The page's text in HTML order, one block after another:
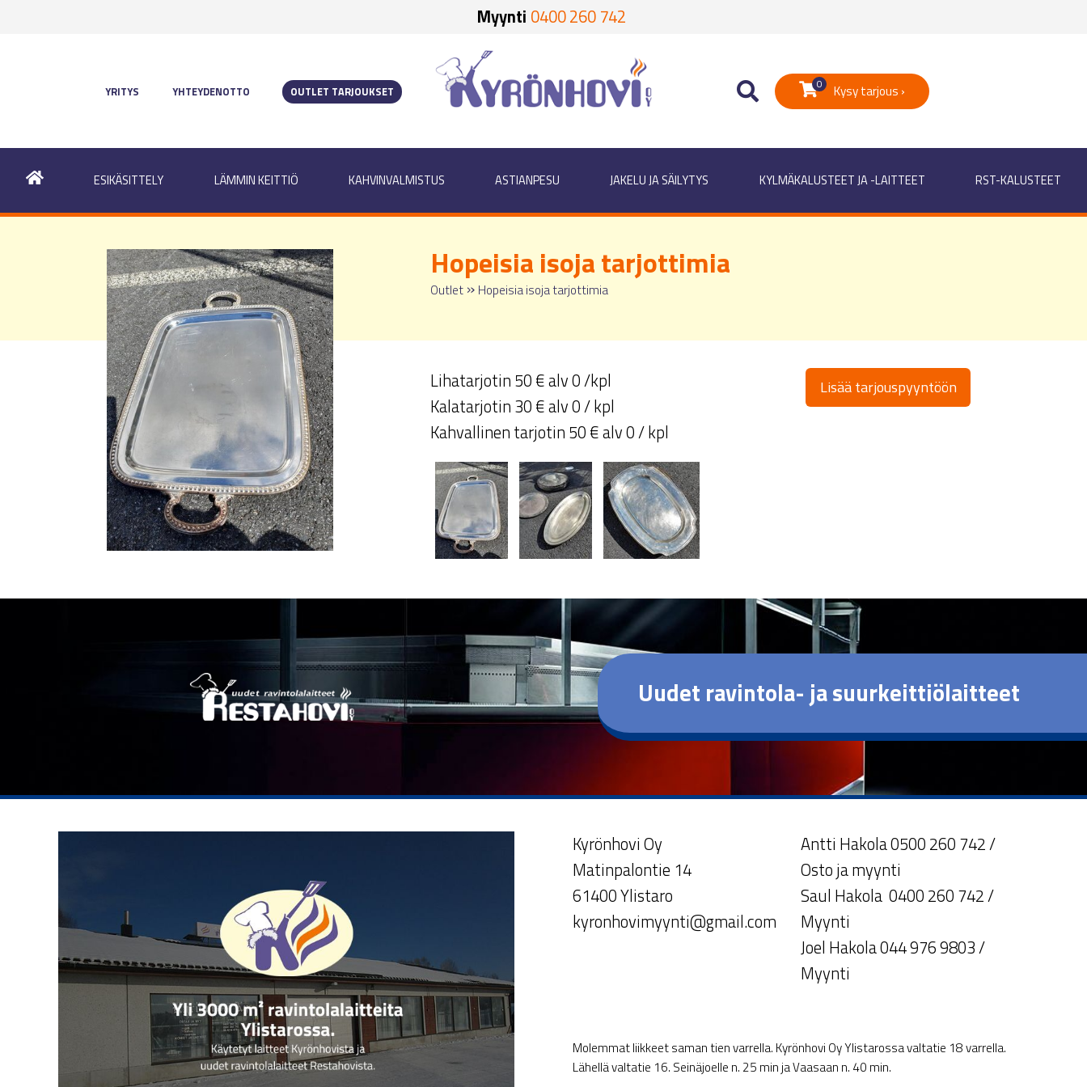
Myynti 0400 260 742
YRITYS YHTEYDENOTTO OUTLET TARJOUKSET
0 Kysy tarjous ›
ESIKÄSITTELY LÄMMIN KEITTIÖ KAHVINVALMISTUS ASTIANPESU JAKELU JA SÄILYTYS KYLMÄKALUSTEET JA -LAITTEET RST-KALUSTEET
Hopeisia isoja tarjottimia
Outlet » Hopeisia isoja tarjottimia
Lihatarjotin 50 € alv 0 /kpl
Kalatarjotin 30 € alv 0 / kpl
Kahvallinen tarjotin 50 € alv 0 / kpl
Lisää tarjouspyyntöön
Uudet ravintola- ja suurkeittiölaitteet
Kyrönhovi Oy
Matinpalontie 14
61400 Ylistaro
kyronhovimyynti@gmail.com
Antti Hakola 0500 260 742 /
Osto ja myynti
Saul Hakola 0400 260 742 /
Myynti
Joel Hakola 044 976 9803 /
Myynti
Molemmat liikkeet saman tien varrella. Kyrönhovi Oy Ylistarossa valtatie 18 varrella.
Lähellä valtatie 16. Seinäjoelle n. 25 min ja Vaasaan n. 40 min.